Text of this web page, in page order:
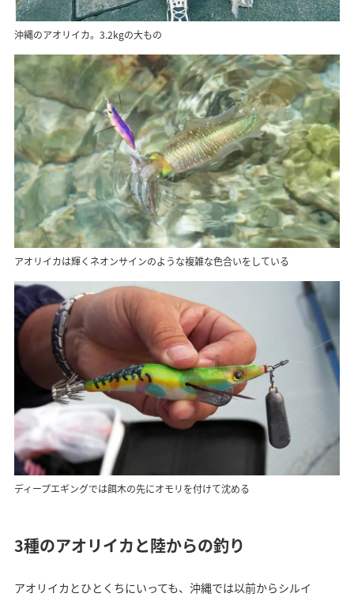
沖縄のアオリイカ。3.2kgの大もの
アオリイカは輝くネオンサインのような複雑な色合いをしている
ディープエギングでは餌木の先にオモリを付けて沈める
3種のアオリイカと陸からの釣り
アオリイカとひとくちにいっても、沖縄では以前からシルイ